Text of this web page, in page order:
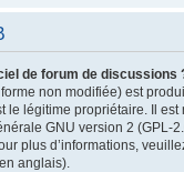
de forum de discussions
non modifiée) est
le légitime propriétaire. Il
GNU version 2 (GPL-
plus d’informations,
anglais).